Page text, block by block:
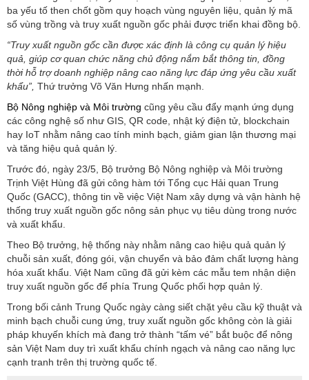
ba yếu tố then chốt gồm quy hoạch vùng nguyên liệu, quản lý mã
số vùng trồng và truy xuất nguồn gốc phải được triển khai đồng bộ.
“Truy xuất nguồn gốc cần được xác định là công cụ quản lý hiệu
quả, giúp cơ quan chức năng chủ động nắm bắt thông tin, đồng
thời hỗ trợ doanh nghiệp nâng cao năng lực đáp ứng yêu cầu xuất
khẩu”, Thứ trưởng Võ Văn Hưng nhấn mạnh.
Bộ Nông nghiệp và Môi trường cũng yêu cầu đẩy mạnh ứng dụng
các công nghệ số như GIS, QR code, nhật ký điện tử, blockchain
hay IoT nhằm nâng cao tính minh bạch, giảm gian lận thương mại
và tăng hiệu quả quản lý.
Trước đó, ngày 23/5, Bộ trưởng Bộ Nông nghiệp và Môi trường
Trịnh Việt Hùng đã gửi công hàm tới Tổng cục Hải quan Trung
Quốc (GACC), thông tin về việc Việt Nam xây dựng và vận hành hệ
thống truy xuất nguồn gốc nông sản phục vụ tiêu dùng trong nước
và xuất khẩu.
Theo Bộ trưởng, hệ thống này nhằm nâng cao hiệu quả quản lý
chuỗi sản xuất, đóng gói, vận chuyển và bảo đảm chất lượng hàng
hóa xuất khẩu. Việt Nam cũng đã gửi kèm các mẫu tem nhận diện
truy xuất nguồn gốc để phía Trung Quốc phối hợp quản lý.
Trong bối cảnh Trung Quốc ngày càng siết chặt yêu cầu kỹ thuật và
minh bạch chuỗi cung ứng, truy xuất nguồn gốc không còn là giải
pháp khuyến khích mà đang trở thành “tấm vé” bắt buộc để nông
sản Việt Nam duy trì xuất khẩu chính ngạch và nâng cao năng lực
cạnh tranh trên thị trường quốc tế.